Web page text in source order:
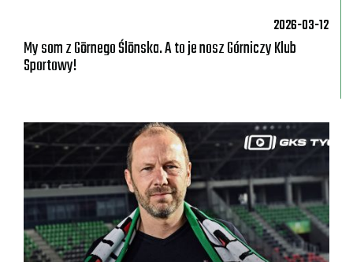
2026-03-12
My som z Gōrnego Ślōnska. A to je nosz Górniczy Klub
Sportowy!